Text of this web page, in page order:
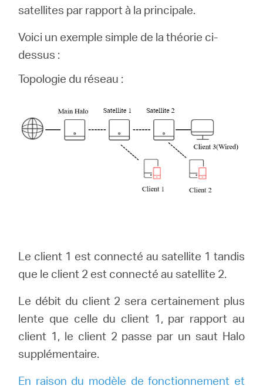
satellites par rapport à la principale.
Voici un exemple simple de la théorie ci-
dessus :
Topologie du réseau :
Le client 1 est connecté au satellite 1 tandis
que le client 2 est connecté au satellite 2.
Le débit du client 2 sera certainement plus
lente que celle du client 1, par rapport au
client 1, le client 2 passe par un saut Halo
supplémentaire.
En raison du modèle de fonctionnement et